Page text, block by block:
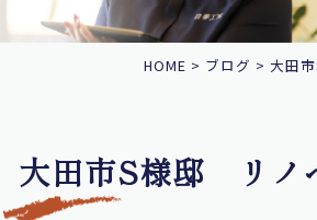
HOME > ブログ > 大田
大田市S様邸 リノ